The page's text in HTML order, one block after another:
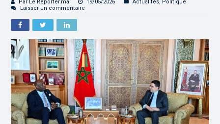
Par Le Reporter.ma 19/05/2026 Actualités, Politique
Laisser un commentaire